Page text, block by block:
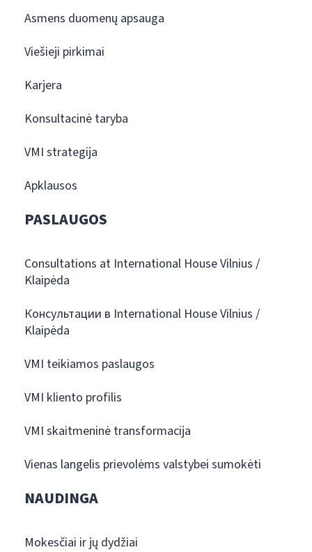
Asmens duomenų apsauga
Viešieji pirkimai
Karjera
Konsultacinė taryba
VMI strategija
Apklausos
PASLAUGOS
Consultations at International House Vilnius /
Klaipėda
Консультации в International House Vilnius /
Klaipėda
VMI teikiamos paslaugos
VMI kliento profilis
VMI skaitmeninė transformacija
Vienas langelis prievolėms valstybei sumokėti
NAUDINGA
Mokesčiai ir jų dydžiai